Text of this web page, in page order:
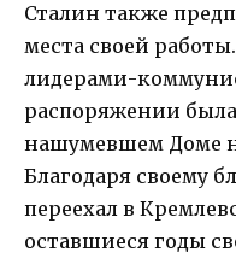
Сталин также
места своей
лидерами-
распоряжении
нашумевшем Доме
Благодаря своему
переехал в
оставшиеся годы